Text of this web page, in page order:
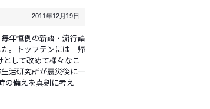
2011年12月19日
年恒例の新語・流行語
。トップテンには「帰
して改めて様々なこ
活研究所が震災後に一
の備えを真剣に考え